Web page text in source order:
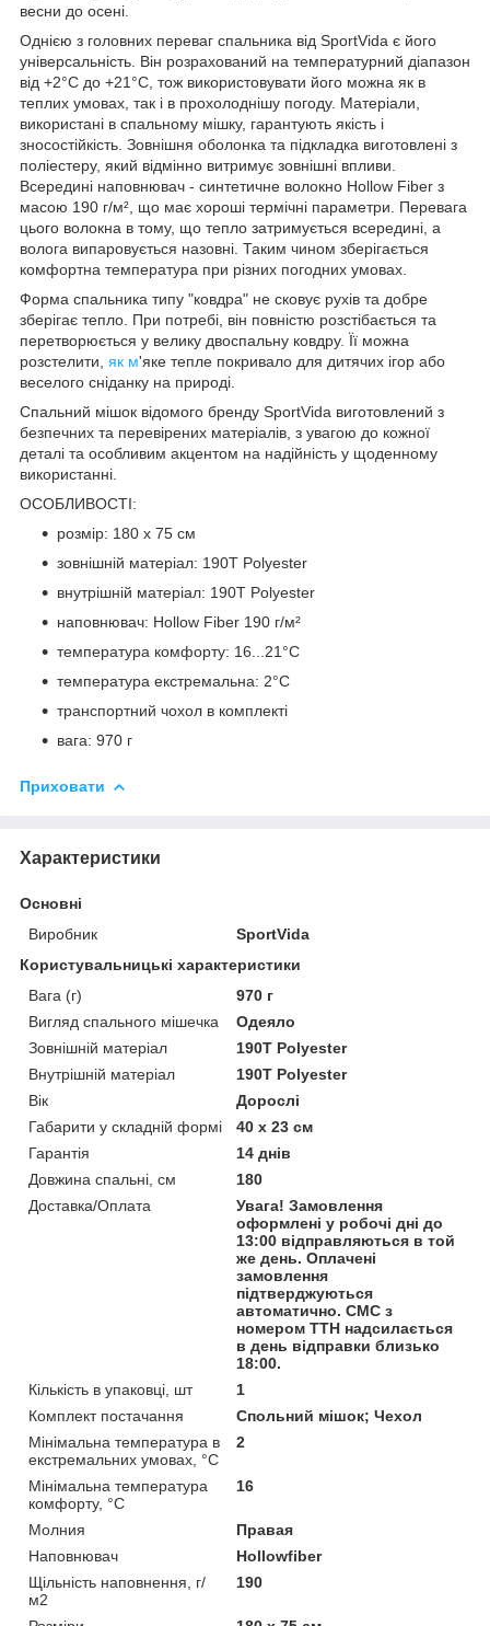
весни до осені.
Однією з головних переваг спальника від SportVida є його
універсальність. Він розрахований на температурний діапазон
від +2°C до +21°C, тож використовувати його можна як в
теплих умовах, так і в прохолоднішу погоду. Матеріали,
використані в спальному мішку, гарантують якість і
зносостійкість. Зовнішня оболонка та підкладка виготовлені з
поліестеру, який відмінно витримує зовнішні впливи.
Всередині наповнювач - синтетичне волокно Hollow Fiber з
масою 190 г/м², що має хороші термічні параметри. Перевага
цього волокна в тому, що тепло затримується всередині, а
волога випаровується назовні. Таким чином зберігається
комфортна температура при різних погодних умовах.
Форма спальника типу "ковдра" не сковує рухів та добре
зберігає тепло. При потребі, він повністю розстібається та
перетворюється у велику двоспальну ковдру. Її можна
розстелити, як м'яке тепле покривало для дитячих ігор або
веселого сніданку на природі.
Спальний мішок відомого бренду SportVida виготовлений з
безпечних та перевірених матеріалів, з увагою до кожної
деталі та особливим акцентом на надійність у щоденному
використанні.
ОСОБЛИВОСТІ:
розмір: 180 x 75 см
зовнішній матеріал: 190Т Polyester
внутрішній матеріал: 190Т Polyester
наповнювач: Hollow Fiber 190 г/м²
температура комфорту: 16...21°C
температура екстремальна: 2°C
транспортний чохол в комплекті
вага: 970 г
Приховати
Характеристики
Основні
Виробник
SportVida
Користувальницькі характеристики
Вага (г)
970 г
Вигляд спального мішечка
Одеяло
Зовнішній матеріал
190Т Polyester
Внутрішній матеріал
190Т Polyester
Вік
Дорослі
Габарити у складній формі
40 x 23 см
Гарантія
14 днів
Довжина спальні, см
180
Доставка/Оплата
Увага! Замовлення
оформлені у робочі дні до
13:00 відправляються в той
же день. Оплачені
замовлення
підтверджуються
автоматично. СМС з
номером ТТН надсилається
в день відправки близько
18:00.
Кількість в упаковці, шт
1
Комплект постачання
Спольний мішок; Чехол
Мінімальна температура в
екстремальних умовах, °C
2
Мінімальна температура
комфорту, °C
16
Молния
Правая
Наповнювач
Hollowfiber
Щільність наповнення, г/
м2
190